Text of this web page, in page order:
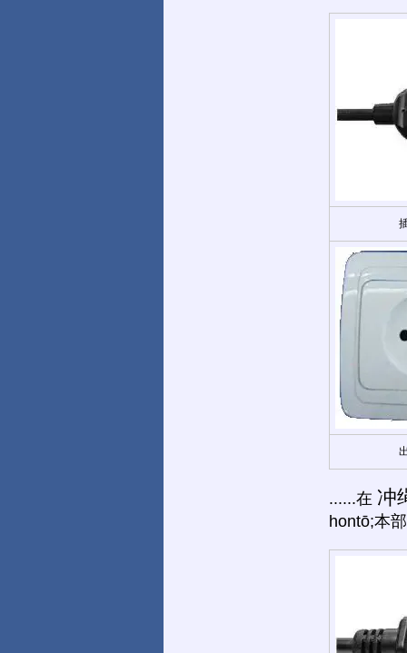
......在 冲
hontō;本